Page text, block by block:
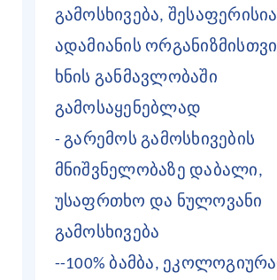
გამოსხივება, შესაფერისია
ადამიანის
ხნის განმავლობაში
გამოსაყენებლად
- გარემოს გამოსხივების
მნიშვნელობაზე დაბალი,
უსაფრთხო და ნულოვანი
გამოსხივება
--100% ბამბა,